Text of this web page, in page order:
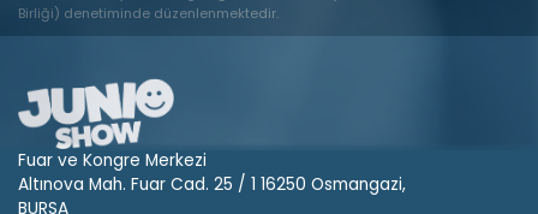
Birliği) denetiminde düzenlenmektedir.
Fuar ve Kongre Merkezi
Altınova Mah. Fuar Cad. 25 / 1 16250 Osmangazi,
BURSA